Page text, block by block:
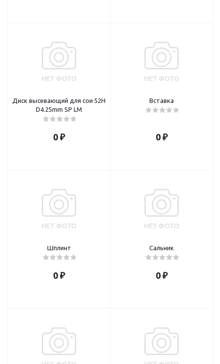
Диск высевающий для сои 52Н
D4.25mm SP LM
0 ₽
Вставка
0 ₽
Шплинт
0 ₽
Сальник
0 ₽